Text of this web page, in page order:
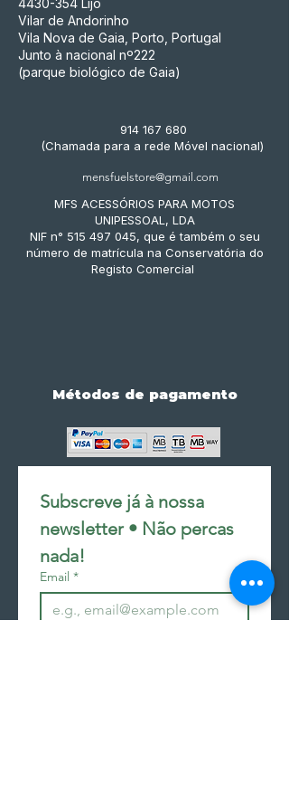
Vilar de Andorinho
Vila Nova de Gaia, Porto, Portugal
Junto à nacional nº222
(parque biológico de Gaia)
914 167 680
(Chamada para a rede Móvel nacional)
mensfuelstore@gmail.com
MFS ACESSÓRIOS PARA MOTOS
UNIPESSOAL, LDA
NIF n° 515 497 045, que é também o seu
número de matrícula na Conservatória do
Registo Comercial
Métodos de pagamento
Subscreve já à nossa
newsletter • Não percas
nada!
Email *